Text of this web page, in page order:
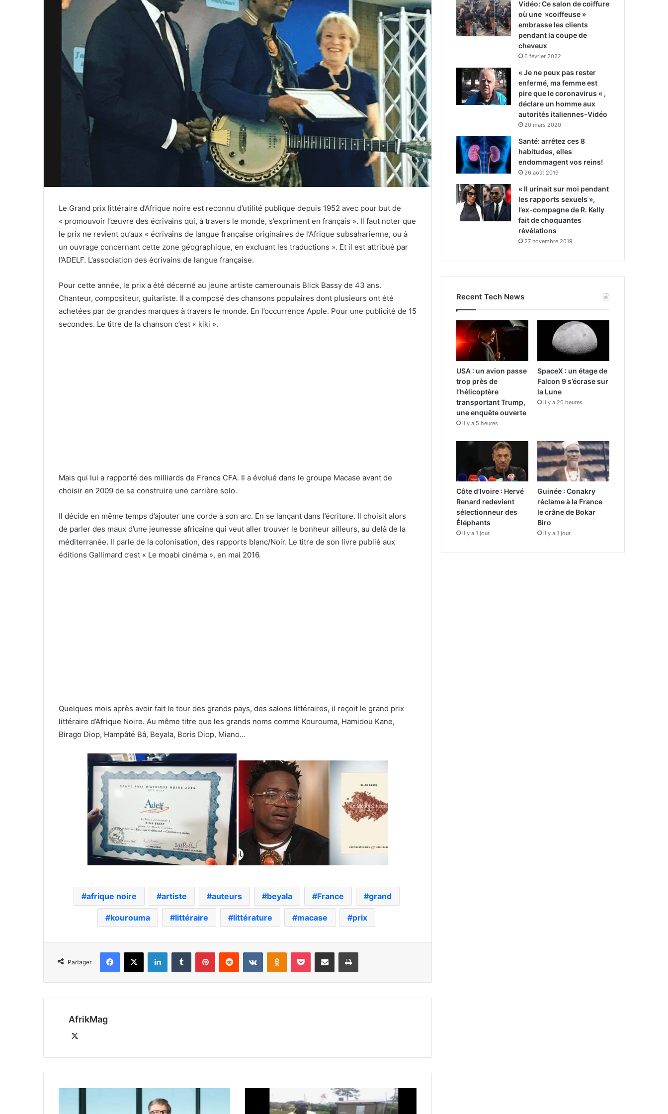
Le Grand prix littéraire d’Afrique noire est reconnu d’utilité publique depuis 1952 avec pour but de
« promouvoir l’œuvre des écrivains qui, à travers le monde, s’expriment en français ». Il faut noter que
le prix ne revient qu’aux « écrivains de langue française originaires de l’Afrique subsaharienne, ou à
un ouvrage concernant cette zone géographique, en excluant les traductions ». Et il est attribué par
l’ADELF. L’association des écrivains de langue française.
Pour cette année, le prix a été décerné au jeune artiste camerounais Blick Bassy de 43 ans.
Chanteur, compositeur, guitariste. Il a composé des chansons populaires dont plusieurs ont été
achetées par de grandes marques à travers le monde. En l’occurrence Apple. Pour une publicité de 15
secondes. Le titre de la chanson c’est « kiki ».
Mais qui lui a rapporté des milliards de Francs CFA. Il a évolué dans le groupe Macase avant de
choisir en 2009 de se construire une carrière solo.
Il décide en même temps d’ajouter une corde à son arc. En se lançant dans l’écriture. Il choisit alors
de parler des maux d’une jeunesse africaine qui veut aller trouver le bonheur ailleurs, au delà de la
méditerranée. Il parle de la colonisation, des rapports blanc/Noir. Le titre de son livre publié aux
éditions Gallimard c’est « Le moabi cinéma », en mai 2016.
Quelques mois après avoir fait le tour des grands pays, des salons littéraires, il reçoit le grand prix
littéraire d’Afrique Noire. Au même titre que les grands noms comme Kourouma, Hamidou Kane,
Birago Diop, Hampâté Bâ, Beyala, Boris Diop, Miano…
afrique noire artiste auteurs beyala France grand
kourouma littéraire littérature macase prix
Partager
Facebook
X LinkedinTumblr PinterestReddit VKontakteOdnoklassniki
Pocket Partager par email Imprimer
AfrikMag
Vidéo: Ce salon de coiffure
où une »coiffeuse »
embrasse les clients
pendant la coupe de
cheveux
6 février 2022
« Je ne peux pas rester
enfermé, ma femme est
pire que le coronavirus « ,
déclare un homme aux
autorités italiennes-Vidéo
20 mars 2020
Santé: arrêtez ces 8
habitudes, elles
endommagent vos reins!
26 août 2019
« Il urinait sur moi pendant
les rapports sexuels »,
l’ex-compagne de R. Kelly
fait de choquantes
révélations
27 novembre 2019
Recent Tech News
USA : un avion passe
trop près de
l’hélicoptère
transportant Trump,
une enquête ouverte
il y a 5 heures
SpaceX : un étage de
Falcon 9 s’écrase sur
la Lune
il y a 20 heures
Côte d’Ivoire : Hervé
Renard redevient
sélectionneur des
Éléphants
il y a 1 jour
Guinée : Conakry
réclame à la France
le crâne de Bokar
Biro
il y a 1 jour